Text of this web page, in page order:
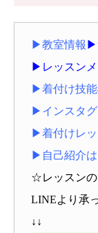
▶教室情報 ▶
▶レッスン
▶着付け技
▶インスタグ
▶着付けレ
▶自己紹介は
☆レッスンの
LINEより承
↓↓